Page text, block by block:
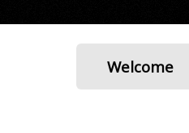
Welcome